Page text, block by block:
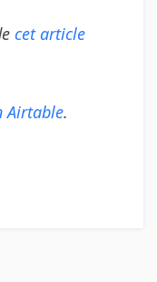
cet article
Airtable.